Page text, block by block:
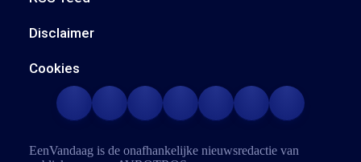
Disclaimer
Cookies
EenVandaag is de onafhankelijke nieuwsredactie van